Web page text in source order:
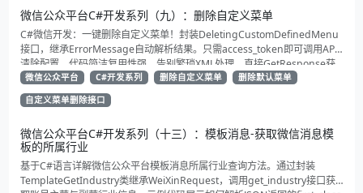
微信公众平台C#开发系列（九）：删除自定义菜单
C#微信开发：一键删除自定义菜单！封装DeletingCustomDefinedMenu
接口，继承ErrorMessage自动解析结果。只需access_token即可调用API
清除配置。代码简洁复用性强，告别繁琐XML处理，直接GetResponse获
取状态。适合动态管理公众号的开发者，建议收藏备用！
微信公众平台 C#开发系列 删除自定义菜单
删除默认菜单
自定义菜单删除接口
微信公众平台C#开发系列（十三）：模板消息-获取微信消息模
板的所属行业
基于C#语言详解微信公众平台模板消息所属行业查询方法。通过封装
TemplateGetIndustry类继承WeiXinRequest，调用get_industry接口获